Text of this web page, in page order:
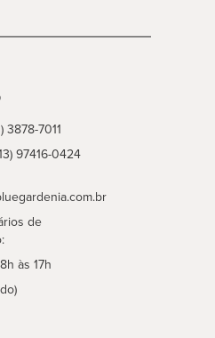
3878-7011
97416-0424
de
às 17h